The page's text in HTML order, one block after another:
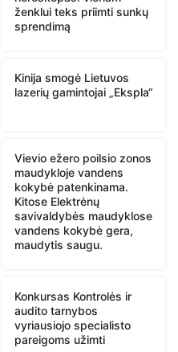
ženklui teks priimti sunkų
sprendimą
Kinija smogė Lietuvos
lazerių gamintojai „Ekspla“
Vievio ežero poilsio zonos
maudykloje vandens
kokybė patenkinama.
Kitose Elektrėnų
savivaldybės maudyklose
vandens kokybė gera,
maudytis saugu.
Konkursas Kontrolės ir
audito tarnybos
vyriausiojo specialisto
pareigoms užimti